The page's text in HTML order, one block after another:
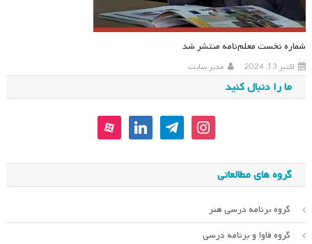
شماره نخست معلم‌نامه منتشر شد
اکتبر 13, 2024 مدیر سایت
ما را دنبال کنید
instagram
telegram
linkedin
aparat
گروه های مطالعاتی
گروه برنامه درسی هنر
گروه فاوا و برنامه درسی